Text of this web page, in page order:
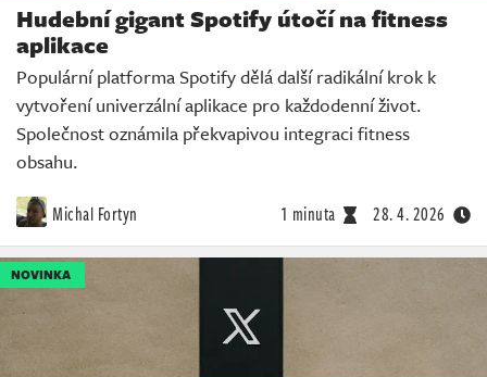
Hudební gigant Spotify útočí na fitness
aplikace
Populární platforma Spotify dělá další radikální krok k
vytvoření univerzální aplikace pro každodenní život.
Společnost oznámila překvapivou integraci fitness
obsahu.
Michal Fortyn 1 minuta 28. 4. 2026
NOVINKA